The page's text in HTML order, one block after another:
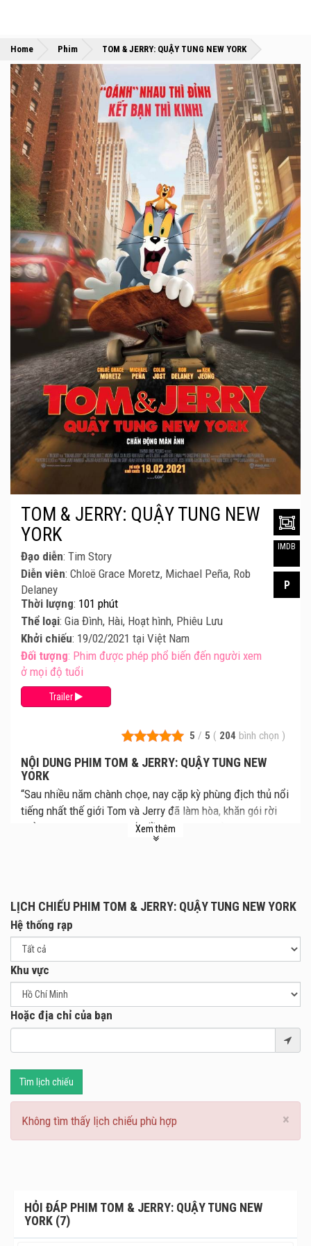
Home »
Phim »
TOM & JERRY: QUẬY TUNG NEW YORK
5 / 5 ( 204 bình chọn )
NỘI DUNG PHIM TOM & JERRY: QUẬY TUNG NEW
YORK
“Sau nhiều năm chành chọe, nay cặp kỳ phùng địch thủ nổi
tiếng nhất thế giới Tom và Jerry đã làm hòa, khăn gói rời
khỏi mái nhà chung, và bắt đầu hành trình của riêng mình.
Chuột Jerry nay trú ngụ tại một khách sạn sang trọng, nơi
không ai khác chính là Tom. Và thế là cuộc chiến mèo -
chuột lại nổ ra, kéo theo loạt rắc rối cho khách sạn, và biết
bao tình huống dở khóc dở cười.“
Xem thêm
TOM & JERRY: QUẬY TUNG NEW
YORK
Đạo diễn: Tim Story
Diễn viên: Chloë Grace Moretz, Michael Peña, Rob
Delaney
Thời lượng: 101 phút
Thể loại: Gia Đình, Hài, Hoạt hình, Phiêu Lưu
Khởi chiếu: 19/02/2021 tại Việt Nam
Đối tượng: Phim được phép phổ biến đến người xem
ở mọi độ tuổi
Trailer
IMDB
P
LỊCH CHIẾU PHIM TOM & JERRY: QUẬY TUNG NEW YORK
Hệ thống rạp
Khu vực
Hoặc địa chỉ của bạn
Tìm lịch chiếu
×
Không tìm thấy lịch chiếu phù hợp
HỎI ĐÁP PHIM TOM & JERRY: QUẬY TUNG NEW
YORK (7)